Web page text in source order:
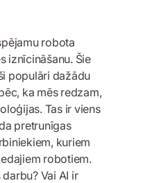
robota
iznīcināšanu. Šie
populāri dažādu
ka mēs redzam,
Tas ir viens
pretrunīgas
kuriem
robotiem.
Vai AI ir